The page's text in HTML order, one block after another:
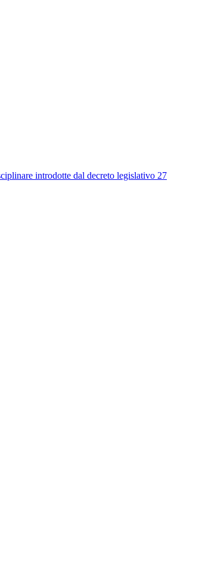
introdotte dal decreto legislativo 27